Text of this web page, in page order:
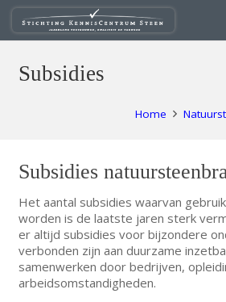
Subsidies
Home
Subsidies
Het aantal subsidies waarvan
worden is de laatste jaren sterk
er altijd subsidies voor bijzondere
verbonden zijn aan duurzame
samenwerken door bedrijven,
arbeidsomstandigheden.